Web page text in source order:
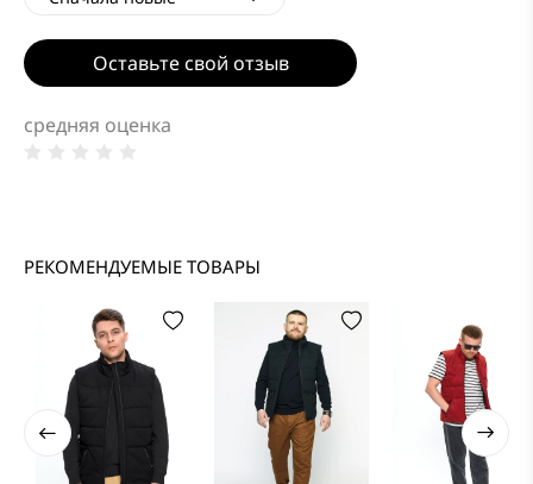
Сначала новые
Оставьте свой отзыв
средняя оценка
РЕКОМЕНДУЕМЫЕ ТОВАРЫ